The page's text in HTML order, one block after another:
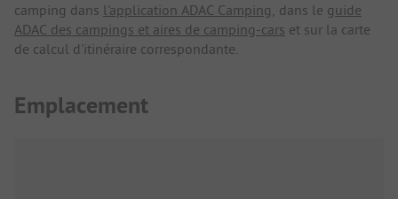
camping dans l'application ADAC Camping, dans le guide
ADAC des campings et aires de camping-cars et sur la carte
de calcul d'itinéraire correspondante.
Emplacement